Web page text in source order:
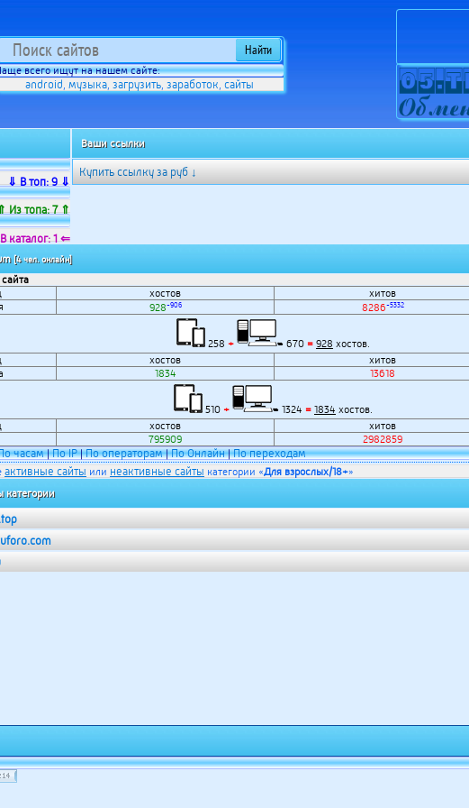
всего ищут на нашем сайте:
android, музыка, загрузить, заработок, сайты
⇓ В топ: 9 ⇓
Из топа: 7 ⇑
каталог: 1 ⇐
Ваши ссылки
Купить ссылку за руб ↓
[4 чел. онлайн]
хостов хитов
928-906 8286-5332
258 + 670 = 928 хостов.
хостов хитов
1834 13618
510 + 1324 = 1834 хостов.
хостов хитов
795909 2982859
часам|По IP|По операторам|По Онлайн|По переходам
активные сайты или неактивные сайты категории «Для взрослых/18+»
категории